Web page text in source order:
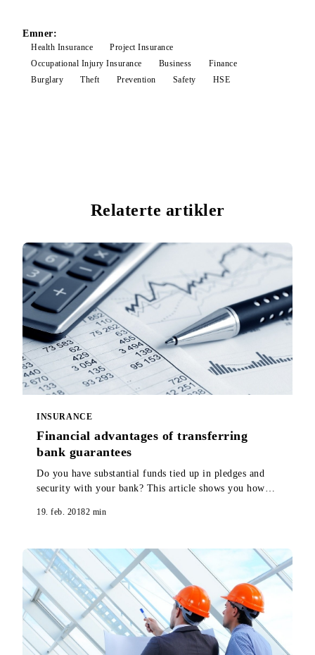
Emner:
Health Insurance
Project Insurance
Occupational Injury Insurance
Business
Finance
Burglary
Theft Prevention Safety HSE
Relaterte artikler
INSURANCE
Financial advantages of transferring
bank guarantees
Do you have substantial funds tied up in pledges and
security with your bank? This article shows you how
19. feb. 20182 min